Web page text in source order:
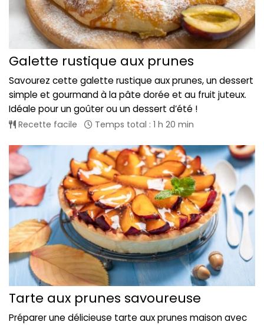
Galette rustique aux prunes
Savourez cette galette rustique aux prunes, un dessert
simple et gourmand à la pâte dorée et au fruit juteux.
Idéale pour un goûter ou un dessert d’été !
Recette facile Temps total : 1 h 20 min
Tarte aux prunes savoureuse
Préparer une délicieuse tarte aux prunes maison avec